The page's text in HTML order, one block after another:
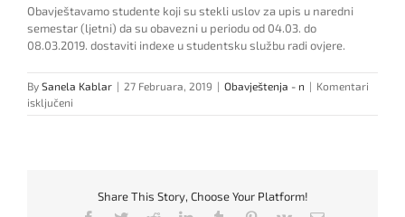
Obavještavamo studente koji su stekli uslov za upis u naredni
semestar (ljetni) da su obavezni u periodu od 04.03. do
08.03.2019. dostaviti indexe u studentsku službu radi ovjere.
By Sanela Kablar | 27 Februara, 2019 | Obavještenja - n | Komentari
isključeni
Ovjera
Share This Story, Choose Your Platform!